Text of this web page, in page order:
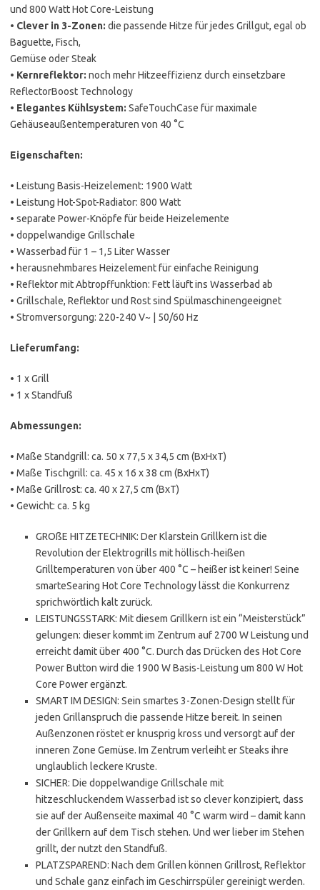
und 800 Watt Hot Core-Leistung
• Clever in 3-Zonen: die passende Hitze für jedes Grillgut, egal ob
Baguette, Fisch,
Gemüse oder Steak
• Kernreflektor: noch mehr Hitzeeffizienz durch einsetzbare
ReflectorBoost Technology
• Elegantes Kühlsystem: SafeTouchCase für maximale
Gehäuseaußentemperaturen von 40 °C
Eigenschaften:
• Leistung Basis-Heizelement: 1900 Watt
• Leistung Hot-Spot-Radiator: 800 Watt
• separate Power-Knöpfe für beide Heizelemente
• doppelwandige Grillschale
• Wasserbad für 1 – 1,5 Liter Wasser
• herausnehmbares Heizelement für einfache Reinigung
• Reflektor mit Abtropffunktion: Fett läuft ins Wasserbad ab
• Grillschale, Reflektor und Rost sind Spülmaschinengeeignet
• Stromversorgung: 220-240 V~ | 50/60 Hz
Lieferumfang:
• 1 x Grill
• 1 x Standfuß
Abmessungen:
• Maße Standgrill: ca. 50 x 77,5 x 34,5 cm (BxHxT)
• Maße Tischgrill: ca. 45 x 16 x 38 cm (BxHxT)
• Maße Grillrost: ca. 40 x 27,5 cm (BxT)
• Gewicht: ca. 5 kg
GROßE HITZETECHNIK: Der Klarstein Grillkern ist die
Revolution der Elektrogrills mit höllisch-heißen
Grilltemperaturen von über 400 °C – heißer ist keiner! Seine
smarteSearing Hot Core Technology lässt die Konkurrenz
sprichwörtlich kalt zurück.
LEISTUNGSSTARK: Mit diesem Grillkern ist ein “Meisterstück”
gelungen: dieser kommt im Zentrum auf 2700 W Leistung und
erreicht damit über 400 °C. Durch das Drücken des Hot Core
Power Button wird die 1900 W Basis-Leistung um 800 W Hot
Core Power ergänzt.
SMART IM DESIGN: Sein smartes 3-Zonen-Design stellt für
jeden Grillanspruch die passende Hitze bereit. In seinen
Außenzonen röstet er knusprig kross und versorgt auf der
inneren Zone Gemüse. Im Zentrum verleiht er Steaks ihre
unglaublich leckere Kruste.
SICHER: Die doppelwandige Grillschale mit
hitzeschluckendem Wasserbad ist so clever konzipiert, dass
sie auf der Außenseite maximal 40 °C warm wird – damit kann
der Grillkern auf dem Tisch stehen. Und wer lieber im Stehen
grillt, der nutzt den Standfuß.
PLATZSPAREND: Nach dem Grillen können Grillrost, Reflektor
und Schale ganz einfach im Geschirrspüler gereinigt werden.